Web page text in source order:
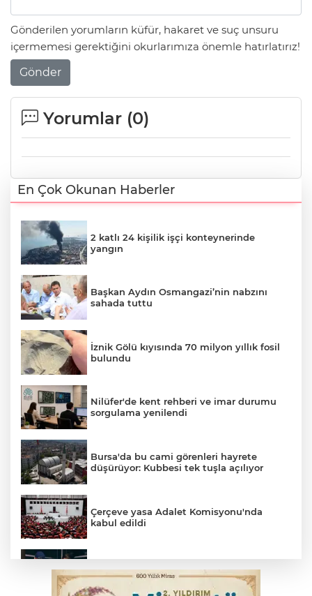
Gönderilen yorumların küfür, hakaret ve suç unsuru
içermemesi gerektiğini okurlarımıza önemle hatırlatırız!
Gönder
Yorumlar (0)
En Çok Okunan Haberler
2 katlı 24 kişilik işçi konteynerinde
yangın
Başkan Aydın Osmangazi’nin nabzını
sahada tuttu
İznik Gölü kıyısında 70 milyon yıllık fosil
bulundu
Nilüfer'de kent rehberi ve imar durumu
sorgulama yenilendi
Bursa'da bu cami görenleri hayrete
düşürüyor: Kubbesi tek tuşla açılıyor
Çerçeve yasa Adalet Komisyonu'nda
kabul edildi
kişi tutuklandı